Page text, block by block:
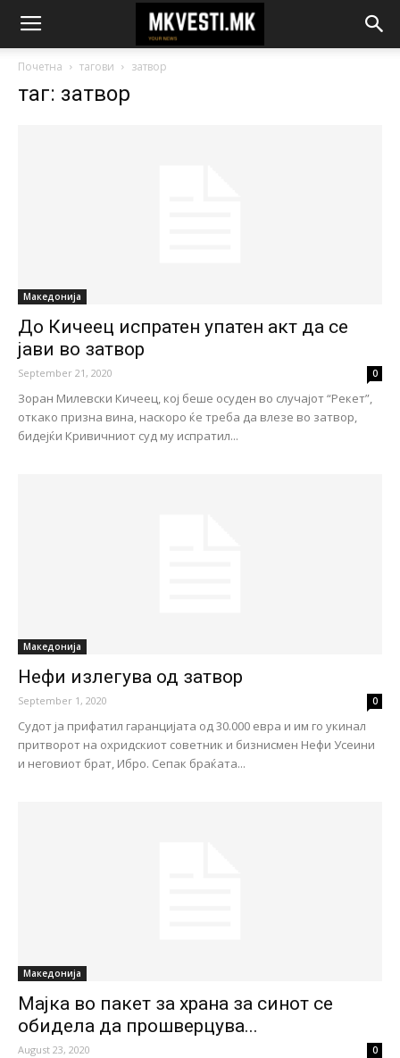
Почетна тагови затвор
таг: затвор
Македонија
До Кичеец испратен упатен акт да се
јави во затвор
September 21, 2020 0
Зоран Милевски Кичеец, кој беше осуден во случајот “Рекет”,
откако призна вина, наскоро ќе треба да влезе во затвор,
бидејќи Кривичниот суд му испратил...
Македонија
Нефи излeгува од затвop
September 1, 2020 0
Судот ја прифатил гаранцијата од 30.000 евра и им го укинал
притворот на охридскиот советник и бизнисмен Нефи Усеини
и неговиот брат, Ибро. Сепак браќата...
Македонија
Мајка во пакет за храна за синот се
обидела да прошверцува...
August 23, 2020 0